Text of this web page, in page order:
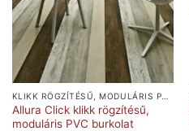
KLIKK RÖGZÍTÉSŰ, MODULÁRIS PVC BURKOLAT
Allura Click klikk rögzítésű,
moduláris PVC burkolat